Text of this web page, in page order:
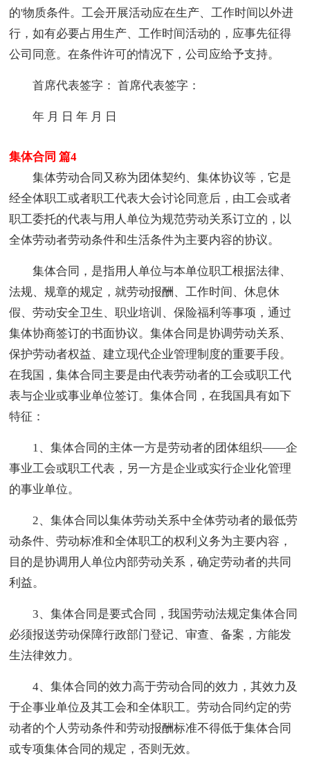
的'物质条件。工会开展活动应在生产、工作时间以外进
行，如有必要占用生产、工作时间活动的，应事先征得
公司同意。在条件许可的情况下，公司应给予支持。
首席代表签字： 首席代表签字：
年 月 日 年 月 日
集体合同 篇4
集体劳动合同又称为团体契约、集体协议等，它是
经全体职工或者职工代表大会讨论同意后，由工会或者
职工委托的代表与用人单位为规范劳动关系订立的，以
全体劳动者劳动条件和生活条件为主要内容的协议。
集体合同，是指用人单位与本单位职工根据法律、
法规、规章的规定，就劳动报酬、工作时间、休息休
假、劳动安全卫生、职业培训、保险福利等事项，通过
集体协商签订的书面协议。集体合同是协调劳动关系、
保护劳动者权益、建立现代企业管理制度的重要手段。
在我国，集体合同主要是由代表劳动者的工会或职工代
表与企业或事业单位签订。集体合同，在我国具有如下
特征：
1、集体合同的主体一方是劳动者的团体组织——企
事业工会或职工代表，另一方是企业或实行企业化管理
的事业单位。
2、集体合同以集体劳动关系中全体劳动者的最低劳
动条件、劳动标准和全体职工的权利义务为主要内容，
目的是协调用人单位内部劳动关系，确定劳动者的共同
利益。
3、集体合同是要式合同，我国劳动法规定集体合同
必须报送劳动保障行政部门登记、审查、备案，方能发
生法律效力。
4、集体合同的效力高于劳动合同的效力，其效力及
于企事业单位及其工会和全体职工。劳动合同约定的劳
动者的个人劳动条件和劳动报酬标准不得低于集体合同
或专项集体合同的规定，否则无效。